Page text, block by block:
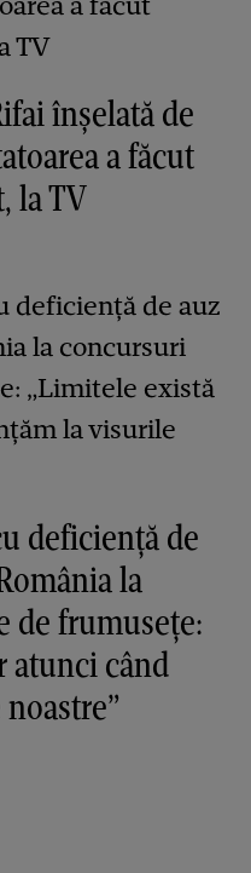
înșelată de
a făcut
la TV
deficiență de
la
de frumusețe:
atunci când